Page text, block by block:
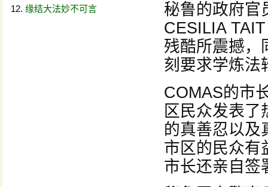
缘结大法妙不可言
秘鲁的政府官
CESILIA
残酷所震撼，
刻要求学炼法
COMAS的市
区民众发表
的真善忍以及
市区的民众有
市长还亲自签